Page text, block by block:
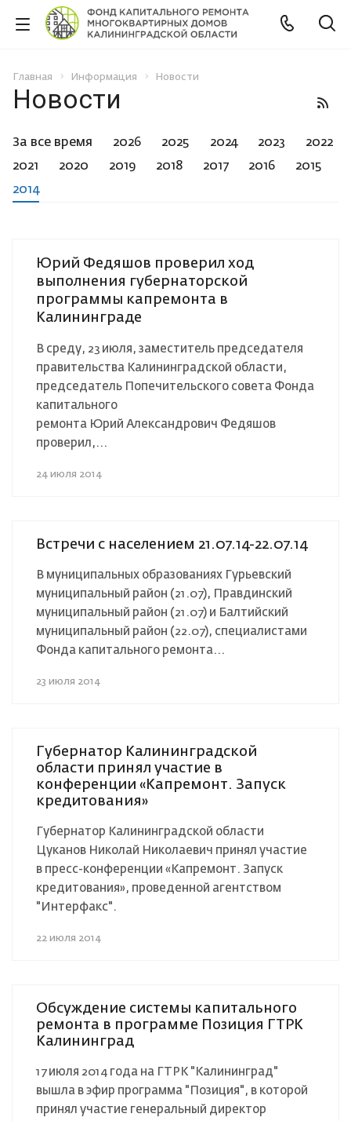
Главная Информация Новости
Новости
За все время 2026 2025 2024 2023
2022
2021
2020 2019 2018 2017 2016
2015
2014
Юрий Федяшов проверил ход
выполнения губернаторской
программы капремонта в
Калининграде
В среду, 23 июля, заместитель председателя
правительства Калининградской области,
председатель Попечительского совета Фонда
капитального
ремонта Юрий Александрович Федяшов
проверил,...
24 июля 2014
Встречи с населением 21.07.14-22.07.14
В муниципальных образованиях Гурьевский
муниципальный район (21.07), Правдинский
муниципальный район (21.07) и Балтийский
муниципальный район (22.07), специалистами
Фонда капитального ремонта...
23 июля 2014
Губернатор Калининградской
области принял участие в
конференции «Капремонт. Запуск
кредитования»
Губернатор Калининградской области
Цуканов Николай Николаевич принял участие
в пресс-конференции «Капремонт. Запуск
кредитования», проведенной агентством
"Интерфакс".
22 июля 2014
Обсуждение системы капитального
ремонта в программе Позиция ГТРК
Калининград
17 июля 2014 года на ГТРК "Калининград"
вышла в эфир программа "Позиция", в которой
принял участие генеральный директор